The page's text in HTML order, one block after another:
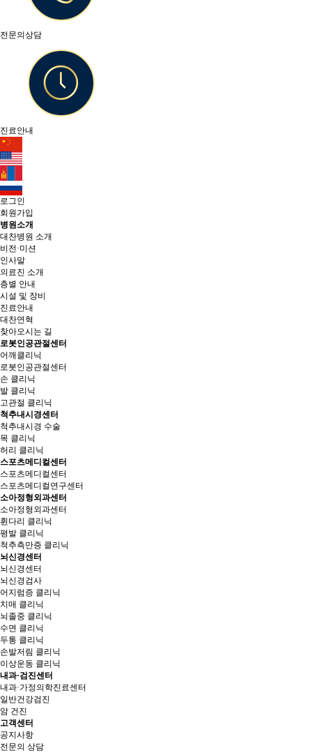
전문의상담
진료안내
로그인
회원가입
병원소개
대찬병원 소개
비전·미션
인사말
의료진 소개
층별 안내
시설 및 장비
진료안내
대찬연혁
찾아오시는 길
로봇인공관절센터
어깨클리닉
로봇인공관절센터
손 클리닉
발 클리닉
고관절 클리닉
척추내시경센터
척추내시경 수술
목 클리닉
허리 클리닉
스포츠메디컬센터
스포츠메디컬센터
스포츠메디컬연구센터
소아정형외과센터
소아정형외과센터
휜다리 클리닉
평발 클리닉
척추측만증 클리닉
뇌신경센터
뇌신경센터
뇌신경검사
어지럼증 클리닉
치매 클리닉
뇌졸중 클리닉
수면 클리닉
두통 클리닉
손발저림 클리닉
이상운동 클리닉
내과·검진센터
내과·가정의학진료센터
일반건강검진
암 건진
고객센터
공지사항
전문의 상담